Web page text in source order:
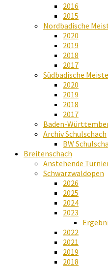
2016
2015
Nordbadische
2020
2019
2018
2017
Südbadische
2020
2019
2018
2017
Baden-
Archiv Schulschach
BW
Breitenschach
Anstehende
Schwarzwaldopen
2026
2025
2024
2023
2022
2021
2019
2018